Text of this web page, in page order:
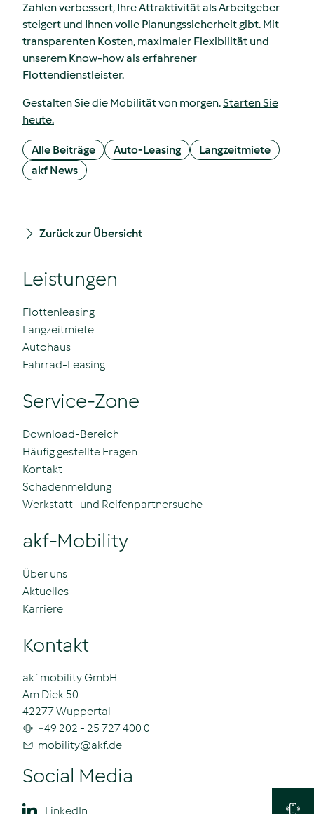
Zahlen verbessert, Ihre Attraktivität als Arbeitgeber
steigert und Ihnen volle Planungssicherheit gibt. Mit
transparenten Kosten, maximaler Flexibilität und
unserem Know-how als erfahrener
Flottendienstleister.
Gestalten Sie die Mobilität von morgen.Starten Sie
heute.
Alle Beiträge Auto-Leasing
Langzeitmiete
akf News
Zurück zur Übersicht
Leistungen
Flottenleasing
Langzeitmiete
Autohaus
Fahrrad-Leasing
Service-Zone
Download-Bereich
Häufig gestellte Fragen
Kontakt
Schadenmeldung
Werkstatt- und Reifenpartnersuche
akf-Mobility
Über uns
Aktuelles
Karriere
Kontakt
akf mobility GmbH
Am Diek 50
42277 Wuppertal
+49 202 - 25 727 400 0
mobility@akf.de
Social Media
LinkedIn